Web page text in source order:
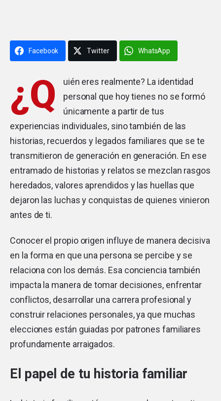
Facebook Twitter WhatsApp
¿Q
uién eres realmente? La identidad
personal que hoy tienes no se formó
únicamente a partir de tus
experiencias individuales, sino también de las
historias, recuerdos y legados familiares que se te
transmitieron de generación en generación. En ese
entramado de historias y relatos se mezclan rasgos
heredados, valores aprendidos y las huellas que
dejaron las luchas y conquistas de quienes vinieron
antes de ti.
Conocer el propio origen influye de manera decisiva
en la forma en que una persona se percibe y se
relaciona con los demás. Esa conciencia también
impacta la manera de tomar decisiones, enfrentar
conflictos, desarrollar una carrera profesional y
construir relaciones personales, ya que muchas
elecciones están guiadas por patrones familiares
profundamente arraigados.
El papel de tu historia familiar